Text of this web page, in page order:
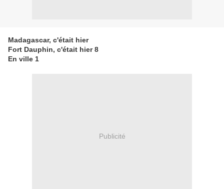
Madagascar, c'était hier
Fort Dauphin, c'était hier 8
En ville 1
Publicité